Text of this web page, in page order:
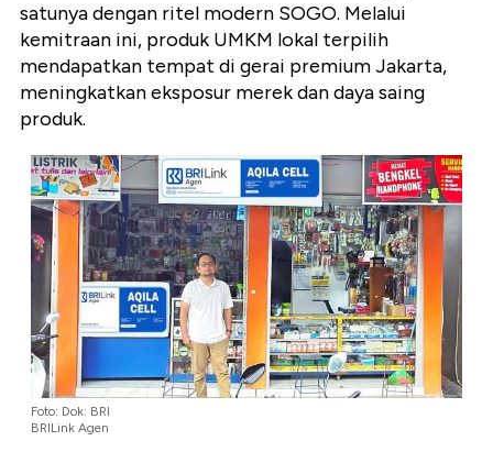
satunya dengan ritel modern SOGO. Melalui
kemitraan ini, produk UMKM lokal terpilih
mendapatkan tempat di gerai premium Jakarta,
meningkatkan eksposur merek dan daya saing
produk.
Foto: Dok: BRI
BRILink Agen